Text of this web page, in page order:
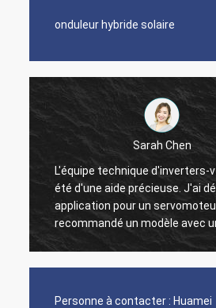
onduleur hybride solaire
Sarah Chen
L'équipe technique d'inverters-
été d'une aide précieuse. J'ai
application pour un
recommandé un modèle avec
réponse dynamique supérieure.
Personne à contacter : Huamei